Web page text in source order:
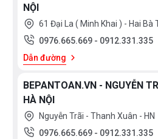
Hút mùi hoạt động êm ái và đạt
khả năng hoạt động ở tần số
Với tần số càng cao, cảm nhận
người sẽ ít hơn và tai người
âm thanh ở tần số cao trên
cảm nhận về rung động và độ ồn.
Công suất hút: 330-950 m³/h.
NỘI
61 Đại La ( Minh Khai ) - Hai Bà
0976.665.669 - 0912.331.335
Dẫn đường
BEPANTOAN.VN - NGUYỄN
HÀ NỘI
Nguyễn Trãi - Thanh Xuân - HN
0976.665.669 - 0912.331.335